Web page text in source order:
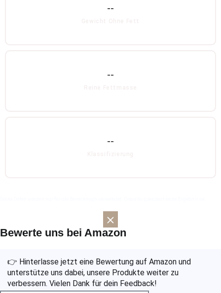
--
--
--
Bewerte uns bei Amazon
👉 Hinterlasse jetzt eine Bewertung auf Amazon und
unterstütze uns dabei, unsere Produkte weiter zu
verbessern. Vielen Dank für dein Feedback!